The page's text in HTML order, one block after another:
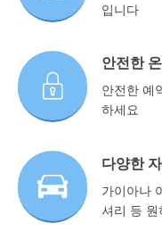
입니다
안전한
안전한 예
하세요
다양한
가이아나
셔리 등 원